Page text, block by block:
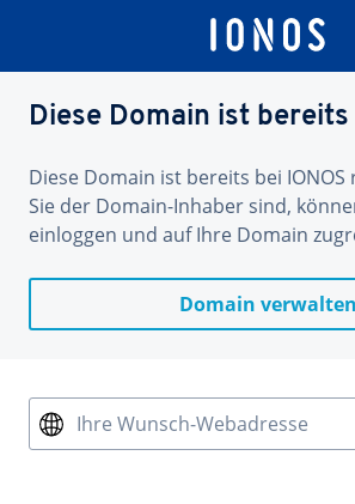
Diese Domain ist
Diese Domain ist bereits bei IONOS
Sie der Domain-Inhaber sind,
einloggen und auf Ihre Domain
Domain verwalten
Ihre Wunsch-Webadresse